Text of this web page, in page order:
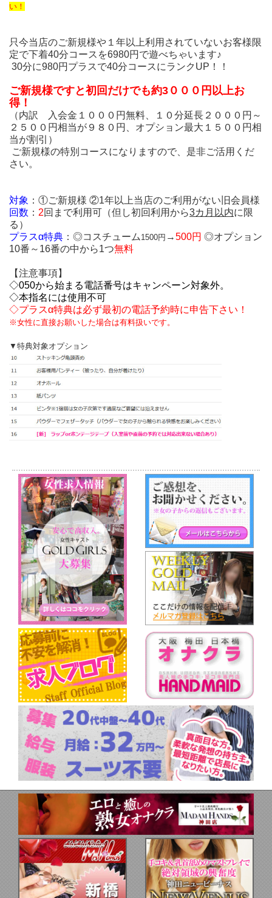
い！
只今当店のご新規様や１年以上利用されていないお客様限
定で下着40分コースを6980円で遊べちゃいます♪
30分に980円プラスで40分コースにランクUP！！
ご新規様ですと初回だけでも約3０００円以上お
得！
（内訳 入会金１０００円無料、１０分延長２０００円～
２５００円相当が９８０円、オプション最大１５００円相
当が割引）
ご新規様の特別コースになりますので、是非ご活用くだ
さい。
対象 ：①ご新規様 ②1年以上当店のご利用がない旧会員様
回数 ： 2回まで利用可（但し初回利用から3カ月以内に限
る）
プラスα特典 ：◎コスチューム 1500円 →500円 ◎オプション
10番～16番の中から1つ無料
【注意事項】
◇050から始まる電話番号はキャンペーン対象外。
◇本指名には使用不可
◇プラスα特典は必ず最初の電話予約時に申告下さい！
※女性に直接お願いした場合は有料扱いです。
▼特典対象オプション